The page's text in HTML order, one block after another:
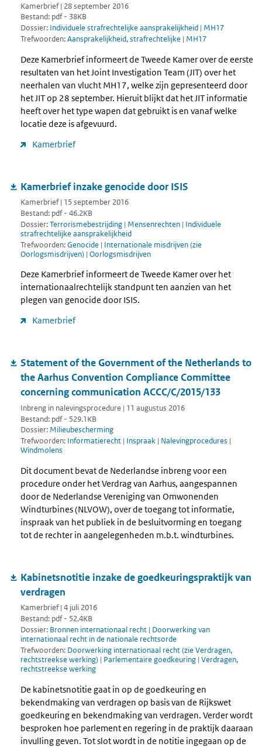
Kamerbrief | 28 september 2016
Bestand: pdf - 38KB
Dossier: Individuele strafrechtelijke aansprakelijkheid | MH17
Trefwoorden:Aansprakelijkheid, strafrechtelijke | MH17
Deze Kamerbrief informeert de Tweede Kamer over de eerste
resultaten van het Joint Investigation Team (JIT) over het
neerhalen van vlucht MH17, welke zijn gepresenteerd door
het JIT op 28 september. Hieruit blijkt dat het JIT informatie
heeft over het type wapen dat gebruikt is en vanaf welke
locatie deze is afgevuurd.
Kamerbrief
Kamerbrief inzake genocide door ISIS
Kamerbrief | 15 september 2016
Bestand: pdf - 46.2KB
Dossier:Terrorismebestrijding | Mensenrechten | Individuele
strafrechtelijke aansprakelijkheid
Trefwoorden:Genocide | Internationale misdrijven (zie
Oorlogsmisdrijven) | Oorlogsmisdrijven
Deze Kamerbrief informeert de Tweede Kamer over het
internationaalrechtelijk standpunt ten aanzien van het
plegen van genocide door ISIS.
Kamerbrief
Statement of the Government of the Netherlands to
the Aarhus Convention Compliance Committee
concerning communication ACCC/C/2015/133
Inbreng in nalevingsprocedure | 11 augustus 2016
Bestand: pdf - 529.1KB
Dossier: Milieubescherming
Trefwoorden: Informatierecht | Inspraak | Nalevingprocedures |
Windmolens
Dit document bevat de Nederlandse inbreng voor een
procedure onder het Verdrag van Aarhus, aangespannen
door de Nederlandse Vereniging van Omwonenden
Windturbines (NLVOW), over de toegang tot informatie,
inspraak van het publiek in de besluitvorming en toegang
tot de rechter in aangelegenheden m.b.t. windturbines.
Kabinetsnotitie inzake de goedkeuringspraktijk van
verdragen
Kamerbrief | 4 juli 2016
Bestand: pdf - 52.4KB
Dossier: Bronnen internationaal recht | Doorwerking van
internationaal recht in de nationale rechtsorde
Trefwoorden: Doorwerking internationaal recht (zie Verdragen,
rechtstreekse werking) | Parlementaire goedkeuring | Verdragen,
rechtstreekse werking
De kabinetsnotitie gaat in op de goedkeuring en
bekendmaking van verdragen op basis van de Rijkswet
goedkeuring en bekendmaking van verdragen. Verder wordt
besproken hoe parlement en regering in de praktijk daaraan
invulling geven. Tot slot wordt in de notitie ingegaan op de